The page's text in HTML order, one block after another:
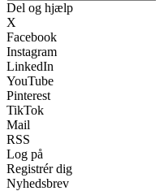
Del og hjælp
X
Facebook
Instagram
LinkedIn
YouTube
Pinterest
TikTok
Mail
RSS
Log på
Registrér dig
Nyhedsbrev